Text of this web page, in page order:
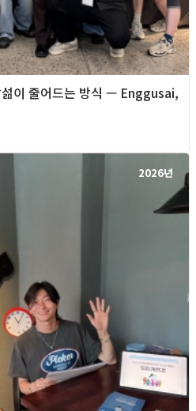
이 줄어드는 방식 — Enggusai,
2026년